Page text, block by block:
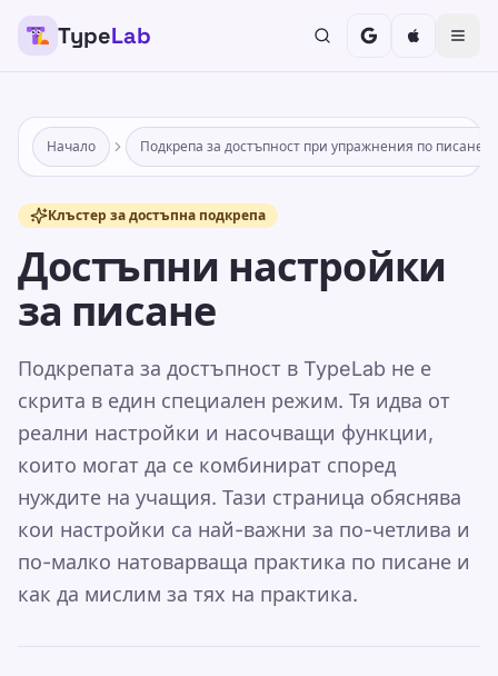
TypeLab
Начало Подкрепа за достъпност при упражнения по писане
Клъстер за достъпна подкрепа
Достъпни настройки
за писане
Подкрепата за достъпност в TypeLab не е
скрита в един специален режим. Тя идва от
реални настройки и насочващи функции,
които могат да се комбинират според
нуждите на учащия. Тази страница обяснява
кои настройки са най-важни за по-четлива и
по-малко натоварваща практика по писане и
как да мислим за тях на практика.